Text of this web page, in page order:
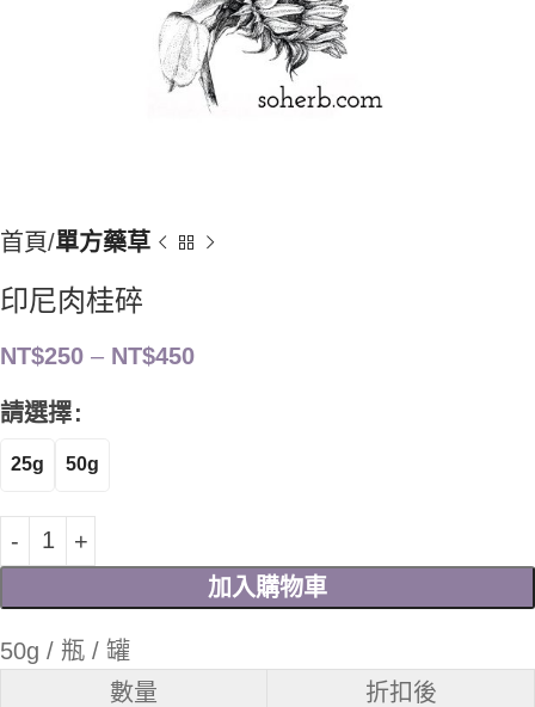
首頁 單方藥草
印尼肉桂碎
NT$250 – NT$450
請選擇
25g 50g
加入購物車
50g / 瓶 / 罐
數量
折扣後